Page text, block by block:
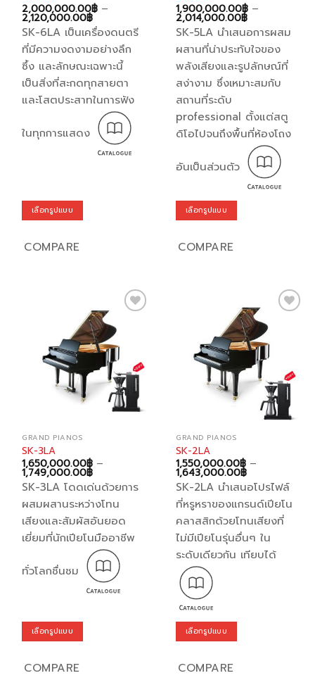
2,000,000.00฿ –
2,120,000.00฿Price
range:
2,000,000.00฿
through
2,120,000.00฿
SK-6LA เป็นเครื่องดนตรี
ที่มีความงดงามอย่างลึก
ซึ้ง และลักษณะเฉพาะนี้
เป็นสิ่งที่สะกดทุกสายตา
และโสตประสาทในการฟัง
ในทุกการแสดง
เลือกรูปแบบ
product
chosen
COMPARE
1,900,000.00฿ –
2,014,000.00฿Price
range:
through
2,014,000.00
SK-5LA นำเสนอการผสม
ผสานที่น่าประทับใจของ
พลังเสียงและรูปลักษณ์ที่
สง่างาม ซึ่งเหมาะสมกับ
สถานที่ระดับ
professional ตั้งแต่สตู
ดิโอไปจนถึงพื้นที่ห้องโถง
อันเป็นส่วนตัว
เลือกรูปแบบ
product
chosen
COMPARE
wishlist
GRAND PIANOS
SK-3LA
1,650,000.00฿ –
1,749,000.00฿Price
range:
1,650,000.00฿
through
1,749,000.00฿
SK-3LA โดดเด่นด้วยการ
ผสมผสานระหว่างโทน
เสียงและสัมผัสอันยอด
เยี่ยมที่นักเปียโนมืออาชีพ
ทั่วโลกชื่นชม
เลือกรูปแบบ
product
COMPARE
GRAND PIANOS
SK-2LA
1,550,000.00฿ –
1,643,000.00฿Price
range:
1,550,000.00
through
1,643,000.00
SK-2LA นำเสนอโปรไฟล์
ที่หรูหราของแกรนด์เปียโน
คลาสสิกด้วยโทนเสียงที่
ไม่มีเปียโนรุ่นอื่นๆ ใน
ระดับเดียวกัน เทียบได้
เลือกรูปแบบ
product
COMPARE